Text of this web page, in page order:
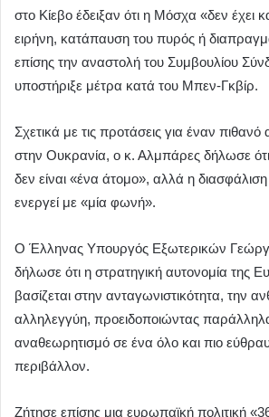
στο Κίεβο έδειξαν ότι η Μόσχα «δεν έχει
ειρήνη, κατάπαυση του πυρός ή
επίσης την αναστολή του Συμβουλίου
υποστήριξε μέτρα κατά του Μπεν-Γκβίρ.
Σχετικά με τις προτάσεις για έναν
στην Ουκρανία, ο κ. Αλμπάρες δήλωσε
δεν είναι «ένα άτομο», αλλά η
ενεργεί με «μία φωνή».
Ο Έλληνας Υπουργός Εξωτερικών
δήλωσε ότι η στρατηγική αυτονομία της
βασίζεται στην ανταγωνιστικότητα, την
αλληλεγγύη, προειδοποιώντας
αναθεωρητισμό σε ένα όλο και πιο
περιβάλλον.
Ζήτησε επίσης μια ευρωπαϊκή πολιτική